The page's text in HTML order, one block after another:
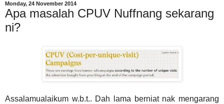
Monday, 24 November 2014
Apa masalah CPUV Nuffnang sekarang
ni?
Assalamualaikum w.b.t.. Dah lama berniat nak mengarang